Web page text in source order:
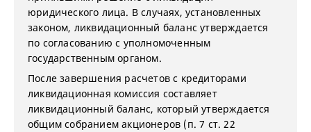
юридического лица. В случаях, установленных
законом, ликвидационный баланс утверждается
по согласованию с уполномоченным
государственным органом.
После завершения расчетов с кредиторами
ликвидационная комиссия составляет
ликвидационный баланс, который утверждается
общим собранием акционеров (п. 7 ст. 22